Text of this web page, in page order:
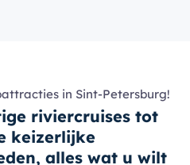
in Sint-Petersburg!
riviercruises tot
keizerlijke
alles wat u wilt